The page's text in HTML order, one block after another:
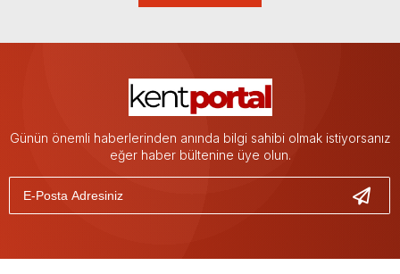
Günün önemli haberlerinden anında bilgi sahibi olmak istiyorsanız
eğer haber bültenine üye olun.